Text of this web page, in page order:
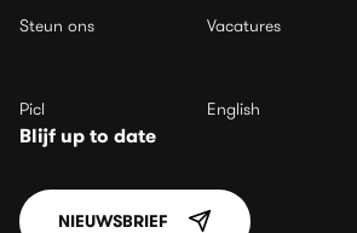
Steun ons Vacatures
Picl English
Blijf up to date
NIEUWSBRIEF